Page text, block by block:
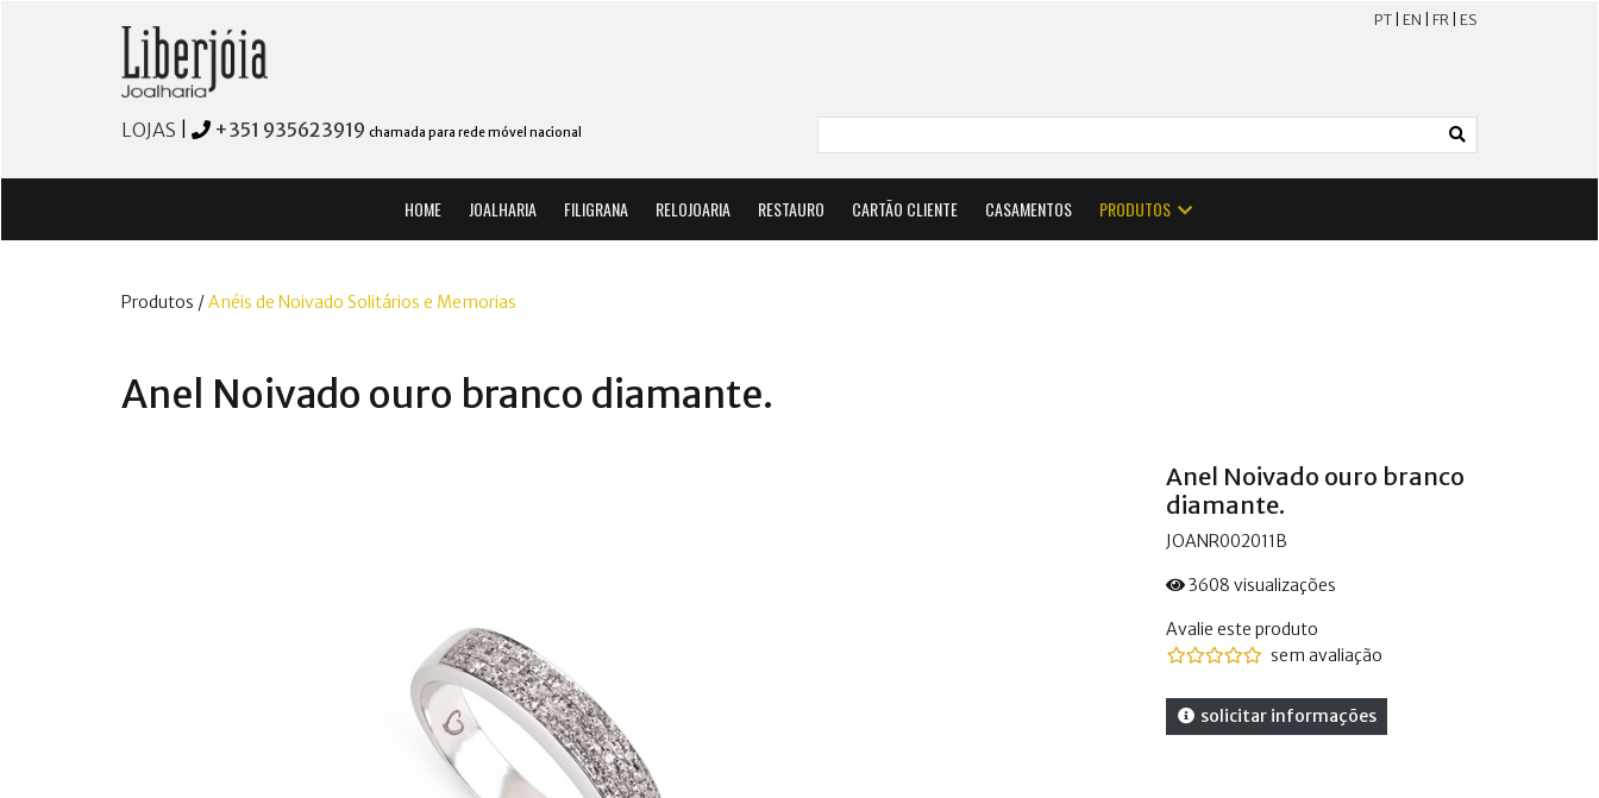
PT EN FR ES
LOJAS +351 935623919 chamada para rede móvel nacional
HOME JOALHARIA FILIGRANA RELOJOARIA RESTAURO CARTÃO CLIENTE CASAMENTOS PRODUTOS
Produtos /Anéis de Noivado Solitários e Memorias
Anel Noivado ouro branco diamante.
Anel Noivado ouro branco
diamante.
JOANR002011B
3608 visualizações
Avalie este produto
sem avaliação
solicitar informações